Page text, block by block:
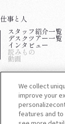
仕事と人
スタッフ紹介一覧
デスクツアー一覧
インタビュー
読みもの
動画
わたしたちについて
会社紹介
制度
職場環境
We collect
improve your
features and